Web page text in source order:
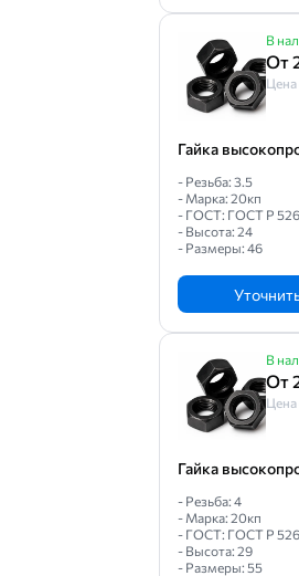
В
От
Цена
Гайка
- Резьба: 3.5
- Марка: 20кп
- ГОСТ: ГОСТ Р
- Высота: 24
- Размеры: 46
В
От
Цена
Гайка
- Резьба: 4
- Марка: 20кп
- ГОСТ: ГОСТ Р
- Высота: 29
- Размеры: 55